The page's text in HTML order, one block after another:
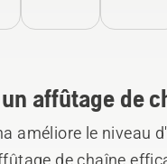
affûtage de
améliore le niveau
de chaîne